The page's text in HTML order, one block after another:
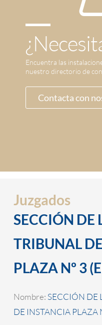
Encuentra las
nuestro directorio de
Contacta con
Juzgados
SECCIÓN DE
TRIBUNAL
PLAZA Nº 3
Nombre: SECCIÓN DE
DE INSTANCIA PLAZA